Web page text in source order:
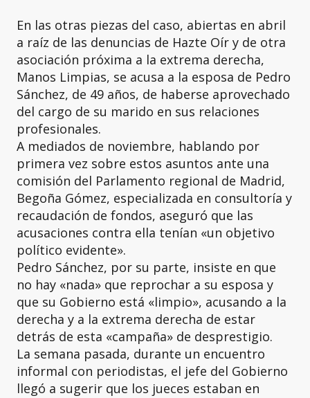
En las otras piezas del caso, abiertas en abril
a raíz de las denuncias de Hazte Oír y de otra
asociación próxima a la extrema derecha,
Manos Limpias, se acusa a la esposa de Pedro
Sánchez, de 49 años, de haberse aprovechado
del cargo de su marido en sus relaciones
profesionales.
A mediados de noviembre, hablando por
primera vez sobre estos asuntos ante una
comisión del Parlamento regional de Madrid,
Begoña Gómez, especializada en consultoría y
recaudación de fondos, aseguró que las
acusaciones contra ella tenían «un objetivo
político evidente».
Pedro Sánchez, por su parte, insiste en que
no hay «nada» que reprochar a su esposa y
que su Gobierno está «limpio», acusando a la
derecha y a la extrema derecha de estar
detrás de esta «campaña» de desprestigio.
La semana pasada, durante un encuentro
informal con periodistas, el jefe del Gobierno
llegó a sugerir que los jueces estaban en